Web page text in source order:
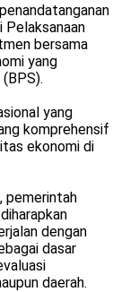
Pelaksanaan
bersama
yang
yang
komprehensif
ekonomi di
pemerintah
dengan
dasar
daerah.